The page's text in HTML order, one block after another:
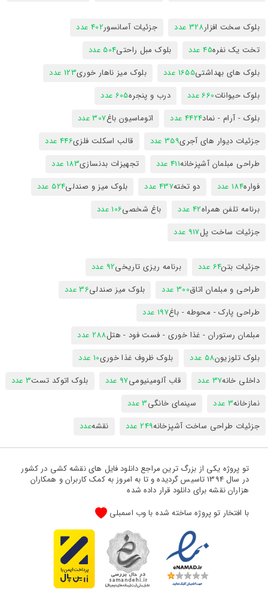
بلوک سخت افزار328 عدد جزئیات آسانسور402 عدد
تخت یک نفره45 عدد بلوک مبل راحتی504 عدد
بلوک های بهداشتی1655 عدد بلوک میز ناهار خوری123 عدد
بلوک حیوانات660 عدد درب و پنجره605 عدد
بلوک - آرام - نماد4424 عدد اتوماسیون باغ307 عدد
جزئیات دیوار های آجری359 عدد قالب اسکلت فلزی446 عدد
طراحی مبلمان آشپزخانه411 عدد تجهیزات بدنسازی183 عدد
فواره184 عدد دو تخته437 عدد بلوک میز و صندلی524 عدد
برنامه تلفن همراه42 عدد باغ شخصی106 عدد
جزئیات ساخت پل917 عدد
جزئیات بتن64 عدد برنامه ریزی تاریخی92 عدد
طراحی و مبلمان اتاق300 عدد بلوک میز صندلی36 عدد
طراحی پارک - محوطه - باغ197 عدد
مبلمان رستوران - غذا خوری - فست فود - هتل288 عدد
بلوک تلوزیون58 عدد بلوک ظروف غذا خوری10 عدد
داخلی خانه37 عدد قاب آلومینیومی97 عدد بلوک اتوکد تست3 عدد
نمازخانه3 عدد سینمای خانگی3 عدد
جزئیات طراحی ساخت آشپزخانه249 عدد نقشهعدد
تو پروژه یکی از بزرگ ترین مراجع دانلود فایل های نقشه کشی در کشور
در سال 1394 تاسیس گردیده و تا به امروز به کمک کاربران و همکاران
هزاران نقشه برای دانلود قرار داده شده
با افتخار تو پروژه ساخته شده با وب اسمبلی